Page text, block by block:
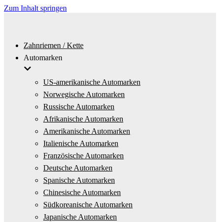
Zum Inhalt springen
Zahnriemen / Kette
Automarken
US-amerikanische Automarken
Norwegische Automarken
Russische Automarken
Afrikanische Automarken
Amerikanische Automarken
Italienische Automarken
Französische Automarken
Deutsche Automarken
Spanische Automarken
Chinesische Automarken
Südkoreanische Automarken
Japanische Automarken